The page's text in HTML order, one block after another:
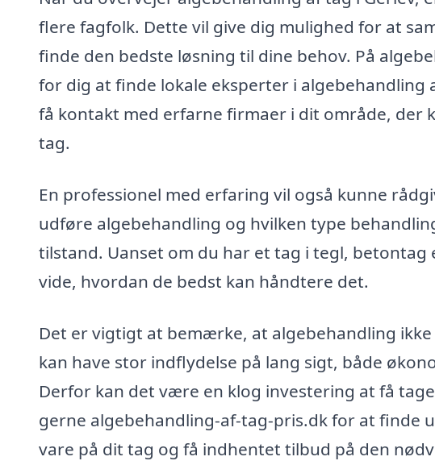
flere fagfolk. Dette vil give dig mulighed for at
finde den bedste løsning til dine behov. På
for dig at finde lokale eksperter i
få kontakt med erfarne firmaer i dit område, der
tag.
En professionel med erfaring vil også kunne
udføre algebehandling og hvilken type
tilstand. Uanset om du har et tag i tegl,
vide, hvordan de bedst kan håndtere det.
Det er vigtigt at bemærke, at algebehandling
kan have stor indflydelse på lang sigt, både
Derfor kan det være en klog investering at få
gerne algebehandling-af-tag-pris.dk for at finde
vare på dit tag og få indhentet tilbud på den